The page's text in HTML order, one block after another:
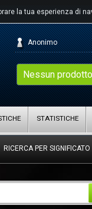
la tua esperienza di
Nessun
Anonimo
STATISTICHE
RICERCA PER SIGNIFICATO